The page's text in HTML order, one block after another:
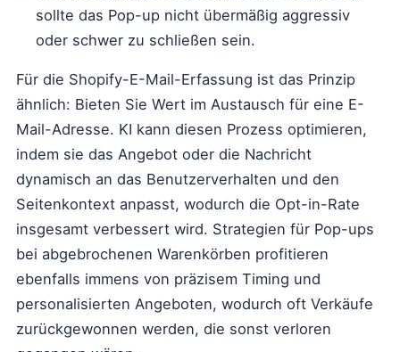
sollte das Pop-up nicht übermäßig aggressiv
oder schwer zu schließen sein.
Für die Shopify-E-Mail-Erfassung ist das Prinzip
ähnlich: Bieten Sie Wert im Austausch für eine E-
Mail-Adresse. KI kann diesen Prozess optimieren,
indem sie das Angebot oder die Nachricht
dynamisch an das Benutzerverhalten und den
Seitenkontext anpasst, wodurch die Opt-in-Rate
insgesamt verbessert wird. Strategien für Pop-ups
bei abgebrochenen Warenkörben profitieren
ebenfalls immens von präzisem Timing und
personalisierten Angeboten, wodurch oft Verkäufe
zurückgewonnen werden, die sonst verloren